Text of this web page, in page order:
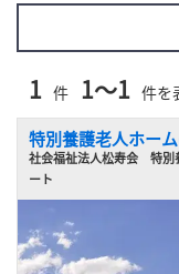
1 件 1～1 件を
特別養護老人ホー
社会福祉法人松寿会 特別
ート